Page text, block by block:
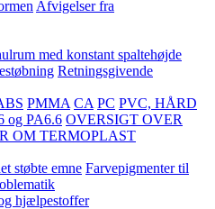
Afvigelser fra
med konstant spaltehøjde
Retningsgivende
PMMA CA PC PVC, HÅRD
og PA6.6 OVERSIGT OVER
OM TERMOPLAST
støbte emne Farvepigmenter til
hjælpestoffer